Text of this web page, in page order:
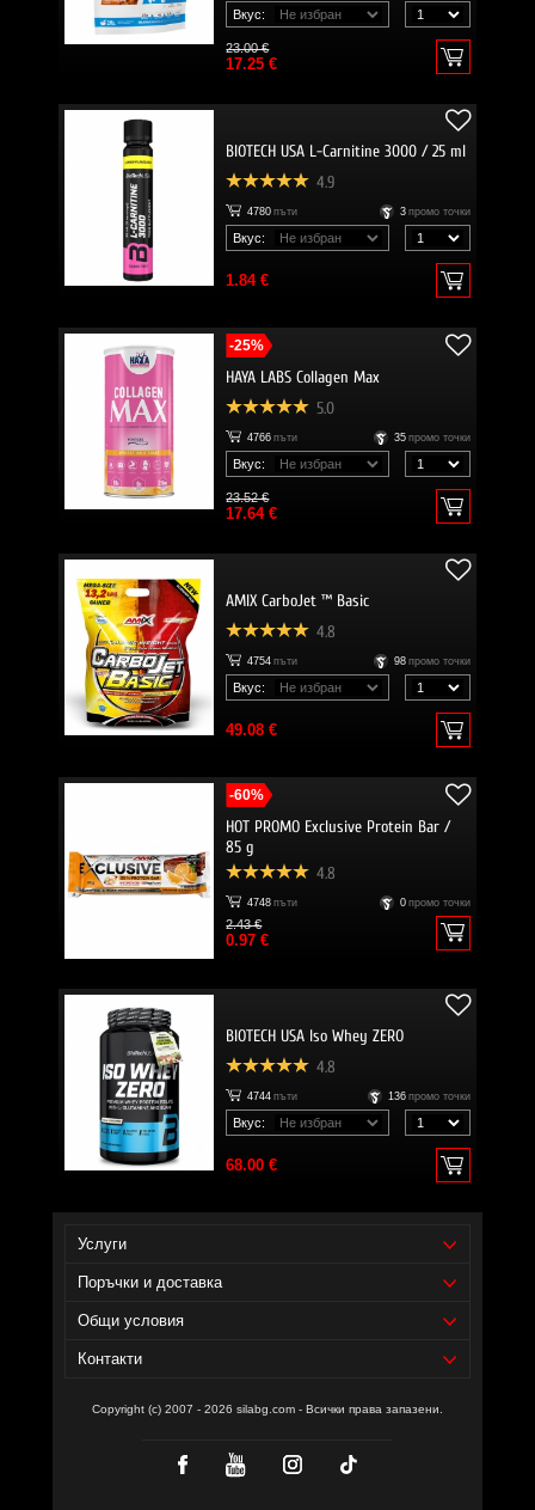
Вкус:
23.00 €
17.25 €
BIOTECH USA L-Carnitine 3000 / 25 ml
4.9
4780 пъти 3 промо точки
Вкус:
1.84 €
-25%
HAYA LABS Collagen Max
5.0
4766 пъти 35 промо точки
Вкус:
23.52 €
17.64 €
AMIX CarboJet ™ Basic
4.8
4754 пъти 98 промо точки
Вкус:
49.08 €
-60%
HOT PROMO Exclusive Protein Bar /
85 g
4.8
4748 пъти 0 промо точки
2.43 €
0.97 €
BIOTECH USA Iso Whey ZERO
4.8
4744 пъти 136 промо точки
Вкус:
68.00 €
Услуги
Поръчки и доставка
Общи условия
Контакти
Copyright (c) 2007 - 2026 silabg.com - Всички права запазени.